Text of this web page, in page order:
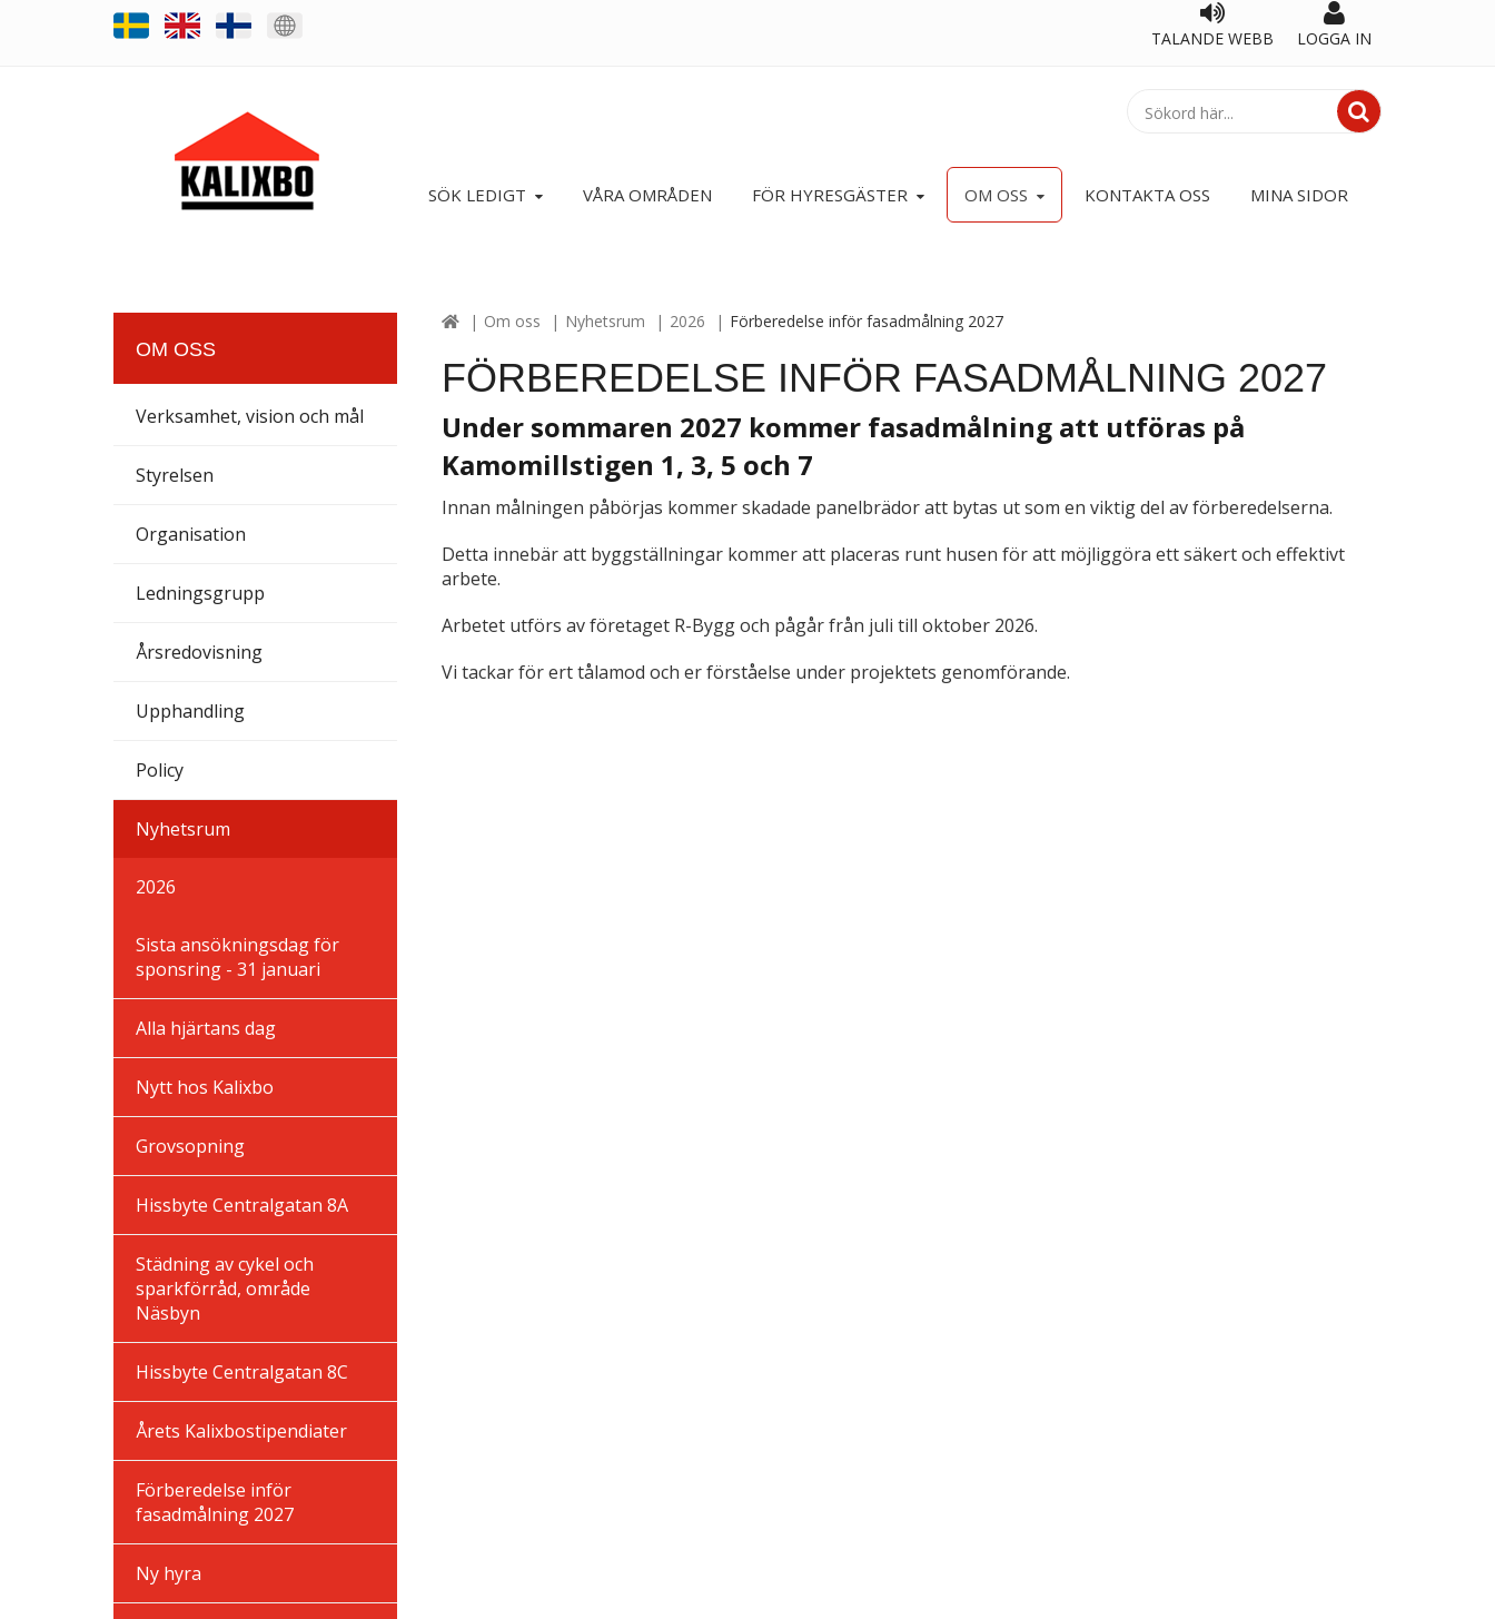
TALANDE WEBB LOGGA IN
SÖK LEDIGT VÅRA OMRÅDEN FÖR HYRESGÄSTER OM OSS KONTAKTA OSS MINA SIDOR
Om oss Nyhetsrum 2026 Förberedelse inför fasadmålning 2027
FÖRBEREDELSE INFÖR FASADMÅLNING 2027
Under sommaren 2027 kommer fasadmålning att utföras på
Kamomillstigen 1, 3, 5 och 7
Innan målningen påbörjas kommer skadade panelbrädor att bytas ut som en viktig del av förberedelserna.
Detta innebär att byggställningar kommer att placeras runt husen för att möjliggöra ett säkert och effektivt
arbete.
Arbetet utförs av företaget R-Bygg och pågår från juli till oktober 2026.
Vi tackar för ert tålamod och er förståelse under projektets genomförande.
OM OSS
Verksamhet, vision och mål
Styrelsen
Organisation
Ledningsgrupp
Årsredovisning
Upphandling
Policy
Nyhetsrum
2026
Sista ansökningsdag för
sponsring - 31 januari
Alla hjärtans dag
Nytt hos Kalixbo
Grovsopning
Hissbyte Centralgatan 8A
Städning av cykel och
sparkförråd, område
Näsbyn
Hissbyte Centralgatan 8C
Årets Kalixbostipendiater
Förberedelse inför
fasadmålning 2027
Ny hyra